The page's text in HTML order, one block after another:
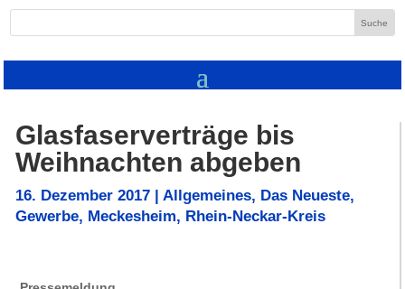
Glasfaserverträge bis
Weihnachten abgeben
16. Dezember 2017 | Allgemeines, Das Neueste,
Gewerbe, Meckesheim, Rhein-Neckar-Kreis